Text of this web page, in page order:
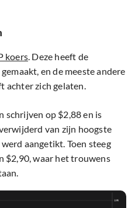
koers. Deze heeft de
en de meeste andere
achter zich gelaten.
schrijven op $2,88 en is
van zijn hoogste
aangetikt. Toen steeg
$2,90, waar het trouwens